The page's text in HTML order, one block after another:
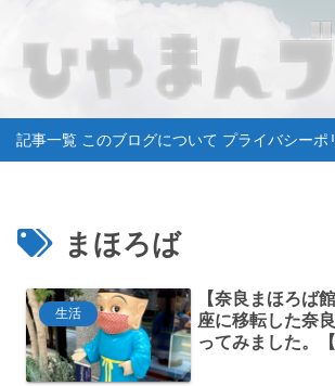
記事一覧 このブログについて プライバシーポ
まほろば
生活
【奈良まほろば
座に移転した奈
ってみました。【